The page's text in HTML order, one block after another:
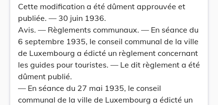
Cette modification a été dûment approuvée et
publiée. — 30 juin 1936.
Avis. — Règlements communaux. — En séance du
6 septembre 1935, le conseil communal de la ville
de Luxembourg a édicté un règlement concernant
les guides pour touristes. — Le dit règlement a été
dûment publié.
— En séance du 27 mai 1935, le conseil
communal de la ville de Luxembourg a édicté un